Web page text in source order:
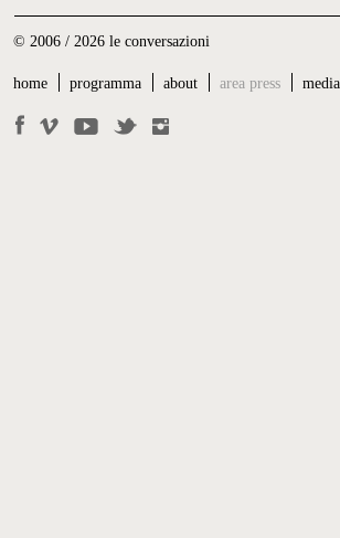
© 2006 / 2026 le conversazioni
home programma about area press media